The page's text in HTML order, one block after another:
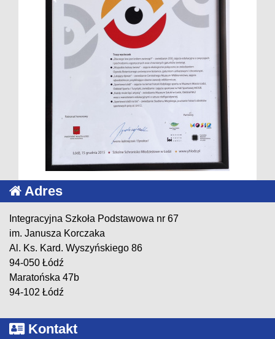
Adres
Integracyjna Szkoła Podstawowa nr 67
im. Janusza Korczaka
Al. Ks. Kard. Wyszyńskiego 86
94-050 Łódź
Maratońska 47b
94-102 Łódź
Kontakt